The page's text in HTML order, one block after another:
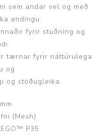
sem andar vel og með
endingu.
fyrir stuðning og
tærnar fyrir náttúrulega
og
og stöðugleika.
(Mesh)
P35